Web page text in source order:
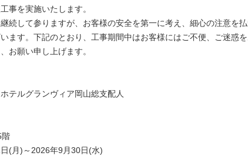
事を実施いたします。
続して参りますが、お客様の安全を第一に考え、細心の注意を
ます。下記のとおり、工事期間中はお客様にはご不便、ご迷惑
お願い申し上げます。
ヴィア岡山総支配人
階
(月)～2026年9月30日(水)